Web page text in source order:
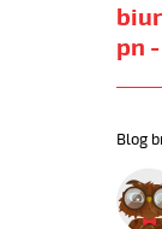
pn
Blog